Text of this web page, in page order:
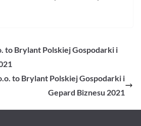
to Brylant Polskiej Gospodarki i
to Brylant Polskiej Gospodarki i
Gepard Biznesu 2021